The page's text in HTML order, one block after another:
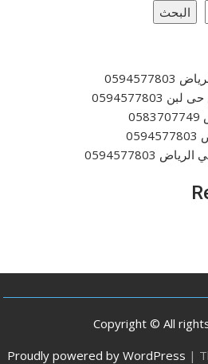
البحث
Copyright © All
Proudly powered by WordPress |